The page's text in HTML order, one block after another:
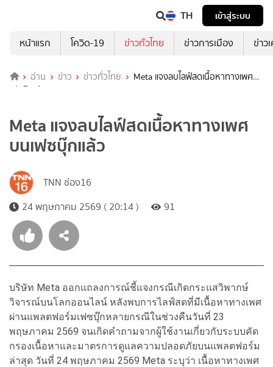
TH
เข้าสู่ระบบ
หน้าแรก
โควิด-19 ข่าวทั่วไทย ข่าวการเมือง ข่าว
อ่าน ข่าว ข่าวทั่วไทย
Meta แจงลบไลฟ์สดเนื้อหาทางเพศบน
เฟซบุ๊กแล้ว
Meta แจงลบไลฟ์สดเนื้อหาทางเพศ
บนเฟซบุ๊กแล้ว
TNN ช่อง16
24 พฤษภาคม 2569 ( 20:14 )
91
บริษัท Meta ออกแถลงการณ์ชี้แจงกรณีเกิดกระแสวิพากษ์
วิจารณ์บนโลกออนไลน์ หลังพบการไลฟ์สดที่มีเนื้อหาทางเพศ
ผ่านแพลตฟอร์มเฟซบุ๊กหลายกรณีในช่วงคืนวันที่ 23
พฤษภาคม 2569 จนเกิดคำถามจากผู้ใช้งานเกี่ยวกับระบบคัด
กรองเนื้อหาและมาตรการดูแลความปลอดภัยบนแพลตฟอร์ม
ล่าสุด วันที่ 24 พฤษภาคม 2569 Meta ระบุว่า เนื้อหาทางเพศ